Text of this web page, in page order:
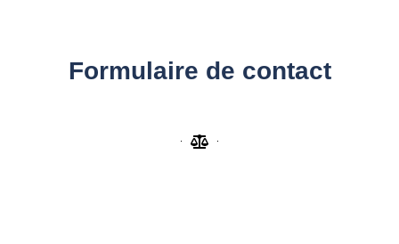
Formulaire de contact